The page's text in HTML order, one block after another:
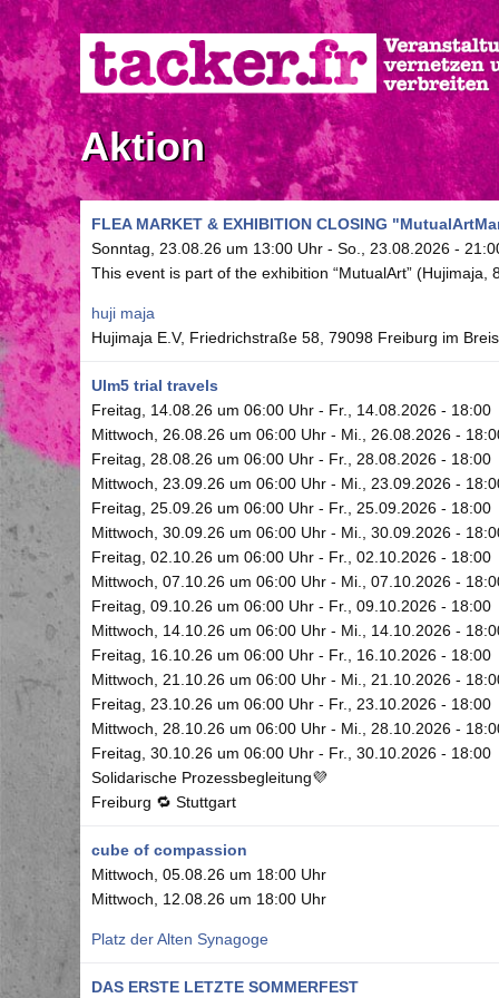
Direkt
zum
Inhalt
Aktion
FLEA MARKET & EXHIBITION CLOSING
Sonntag, 23.08.26 um 13:00 Uhr - So., 23.08.2026 -
This event is part of the exhibition “MutualArt” (Hujimaja,
huji maja
Hujimaja E.V, Friedrichstraße 58, 79098 Freiburg im
Ulm5 trial travels
Freitag, 14.08.26 um 06:00 Uhr - Fr., 14.08.2026 - 18:00
Mittwoch, 26.08.26 um 06:00 Uhr - Mi., 26.08.2026 -
Freitag, 28.08.26 um 06:00 Uhr - Fr., 28.08.2026 - 18:00
Mittwoch, 23.09.26 um 06:00 Uhr - Mi., 23.09.2026 -
Freitag, 25.09.26 um 06:00 Uhr - Fr., 25.09.2026 - 18:00
Mittwoch, 30.09.26 um 06:00 Uhr - Mi., 30.09.2026 -
Freitag, 02.10.26 um 06:00 Uhr - Fr., 02.10.2026 - 18:00
Mittwoch, 07.10.26 um 06:00 Uhr - Mi., 07.10.2026 -
Freitag, 09.10.26 um 06:00 Uhr - Fr., 09.10.2026 - 18:00
Mittwoch, 14.10.26 um 06:00 Uhr - Mi., 14.10.2026 -
Freitag, 16.10.26 um 06:00 Uhr - Fr., 16.10.2026 - 18:00
Mittwoch, 21.10.26 um 06:00 Uhr - Mi., 21.10.2026 -
Freitag, 23.10.26 um 06:00 Uhr - Fr., 23.10.2026 - 18:00
Mittwoch, 28.10.26 um 06:00 Uhr - Mi., 28.10.2026 -
Freitag, 30.10.26 um 06:00 Uhr - Fr., 30.10.2026 - 18:00
Solidarische Prozessbegleitung💜
Freiburg 🔁 Stuttgart
cube of compassion
Mittwoch, 05.08.26 um 18:00 Uhr
Mittwoch, 12.08.26 um 18:00 Uhr
Platz der Alten Synagoge
DAS ERSTE LETZTE SOMMERFEST